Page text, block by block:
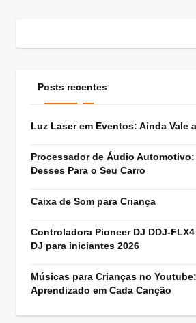
Posts recentes
Luz Laser em Eventos: Ainda Vale
Processador de Áudio
Desses Para o Seu Carro
Caixa de Som para Criança
Controladora Pioneer DJ DDJ-
DJ para iniciantes 2026
Músicas para Crianças no
Aprendizado em Cada Canção